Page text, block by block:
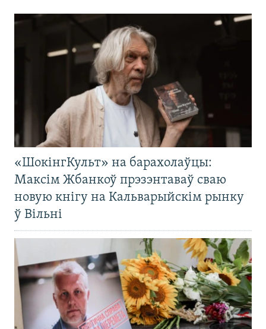
«ШокінгКульт» на барахолаўцы:
Максім Жбанкоў прэзэнтаваў сваю
новую кнігу на Кальварыйскім рынку
ў Вільні